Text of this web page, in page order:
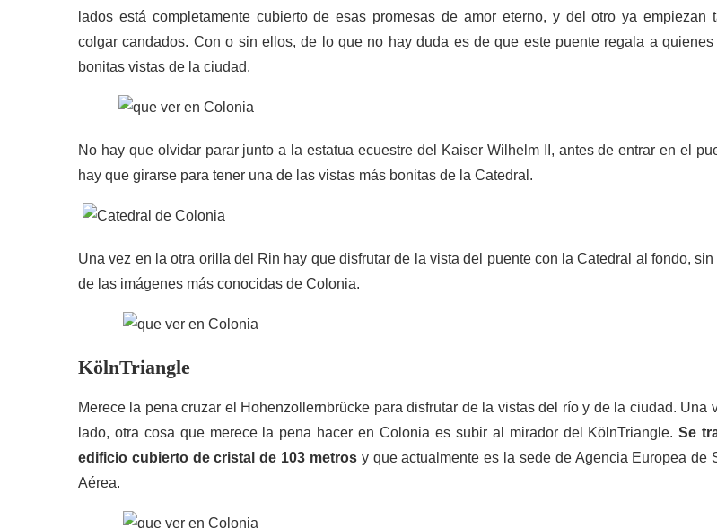
lados está completamente cubierto de esas promesas de amor eterno, y del otro ya empiezan
colgar candados. Con o sin ellos, de lo que no hay duda es de que este puente regala a quienes
bonitas vistas de la ciudad.
No hay que olvidar parar junto a la estatua ecuestre del Kaiser Wilhelm II, antes de entrar en el
hay que girarse para tener una de las vistas más bonitas de la Catedral.
Una vez en la otra orilla del Rin hay que disfrutar de la vista del puente con la Catedral al fondo, sin
de las imágenes más conocidas de Colonia.
KölnTriangle
Merece la pena cruzar el Hohenzollernbrücke para disfrutar de la vistas del río y de la ciudad. Una
lado, otra cosa que merece la pena hacer en Colonia es subir al mirador del KölnTriangle.Se
edificio cubierto de cristal de 103 metrosy que actualmente es la sede de Agencia Europea de
Aérea.